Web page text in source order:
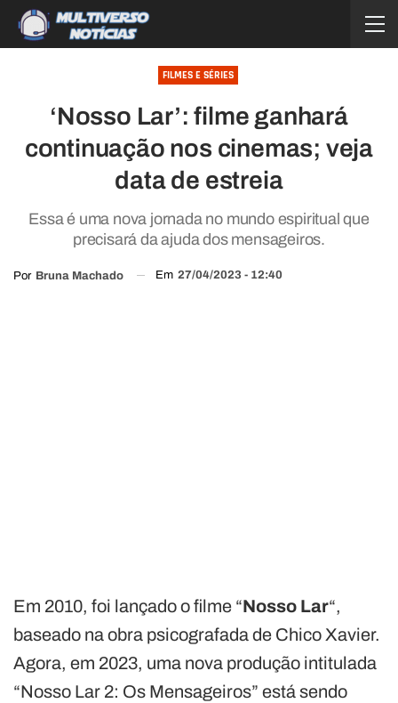
FILMES E SÉRIES
‘Nosso Lar’: filme ganhará
continuação nos cinemas; veja
data de estreia
Essa é uma nova jornada no mundo espiritual que
precisará da ajuda dos mensageiros.
Por Bruna Machado Em 27/04/2023 - 12:40
Em 2010, foi lançado o filme “Nosso Lar“,
baseado na obra psicografada de Chico Xavier.
Agora, em 2023, uma nova produção intitulada
“Nosso Lar 2: Os Mensageiros” está sendo